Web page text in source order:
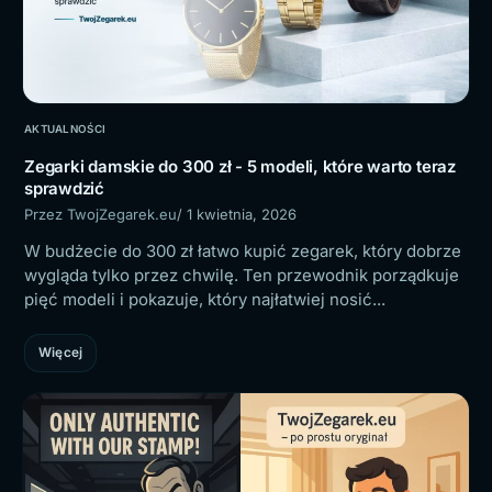
AKTUALNOŚCI
Zegarki damskie do 300 zł - 5 modeli, które warto teraz
sprawdzić
Przez TwojZegarek.eu/ 1 kwietnia, 2026
W budżecie do 300 zł łatwo kupić zegarek, który dobrze
wygląda tylko przez chwilę. Ten przewodnik porządkuje
pięć modeli i pokazuje, który najłatwiej nosić...
Więcej